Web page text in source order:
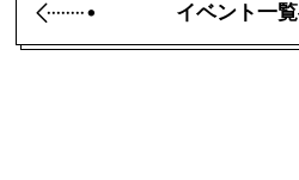
イベント一